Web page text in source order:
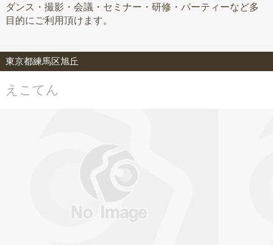
ダンス・撮影・会議・セミナー・研修・パーティーなど多
目的にご利用頂けます。
東京都練馬区旭丘
えこてん